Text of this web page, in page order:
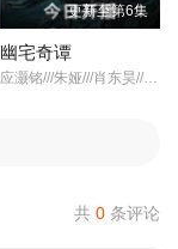
更新至第6集
幽宅奇谭
应灏铭///朱娅///肖东昊///宋未央/
共 0 条评论